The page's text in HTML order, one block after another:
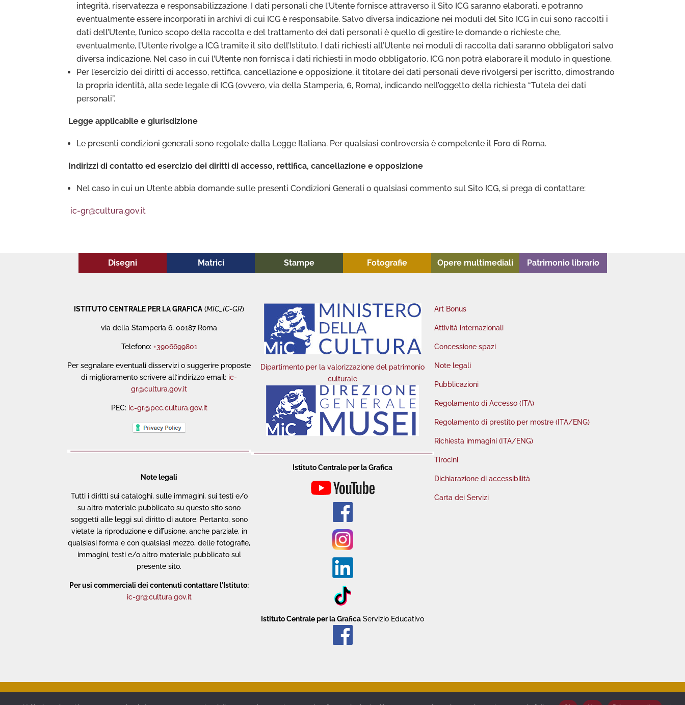
integrità, riservatezza e responsabilizzazione. I dati personali che l’Utente fornisce attraverso il Sito ICG saranno elaborati, e potranno
eventualmente essere incorporati in archivi di cui ICG è responsabile. Salvo diversa indicazione nei moduli del Sito ICG in cui sono raccolti i
dati dell’Utente, l’unico scopo della raccolta e del trattamento dei dati personali è quello di gestire le domande o richieste che,
eventualmente, l’Utente rivolge a ICG tramite il sito dell’Istituto. I dati richiesti all’Utente nei moduli di raccolta dati saranno obbligatori salvo
diversa indicazione. Nel caso in cui l’Utente non fornisca i dati richiesti in modo obbligatorio, ICG non potrà elaborare il modulo in questione.
Per l’esercizio dei diritti di accesso, rettifica, cancellazione e opposizione, il titolare dei dati personali deve rivolgersi per iscritto, dimostrando
la propria identità, alla sede legale di ICG (ovvero, via della Stamperia, 6, Roma), indicando nell’oggetto della richiesta “Tutela dei dati
personali”.
Legge applicabile e giurisdizione
Le presenti condizioni generali sono regolate dalla Legge Italiana. Per qualsiasi controversia è competente il Foro di Roma.
Indirizzi di contatto ed esercizio dei diritti di accesso, rettifica, cancellazione e opposizione
Nel caso in cui un Utente abbia domande sulle presenti Condizioni Generali o qualsiasi commento sul Sito ICG, si prega di contattare:
ic-gr@cultura.gov.it
Disegni Matrici Stampe Fotografie Opere multimediali Patrimonio librario
ISTITUTO CENTRALE PER LA GRAFICA (MIC_IC-GR)
via della Stamperia 6, 00187 Roma
Telefono: +3906699801
Per segnalare eventuali disservizi o suggerire proposte
di miglioramento scrivere all’indirizzo email: ic-
gr@cultura.gov.it
PEC: ic-gr@pec.cultura.gov.it
Note legali
Tutti i diritti sui cataloghi, sulle immagini, sui testi e/o
su altro materiale pubblicato su questo sito sono
soggetti alle leggi sul diritto di autore. Pertanto, sono
vietate la riproduzione e diffusione, anche parziale, in
qualsiasi forma e con qualsiasi mezzo, delle fotografie,
immagini, testi e/o altro materiale pubblicato sul
presente sito.
Per usi commerciali dei contenuti contattare l'Istituto:
ic-gr@cultura.gov.it
Dipartimento per la valorizzazione del patrimonio
culturale
Istituto Centrale per la Grafica
Istituto Centrale per la Grafica Servizio Educativo
Art Bonus
Attività internazionali
Concessione spazi
Note legali
Pubblicazioni
Regolamento di Accesso (ITA)
Regolamento di prestito per mostre (ITA/ENG)
Richiesta immagini (ITA/ENG)
Tirocini
Dichiarazione di accessibilità
Carta dei Servizi